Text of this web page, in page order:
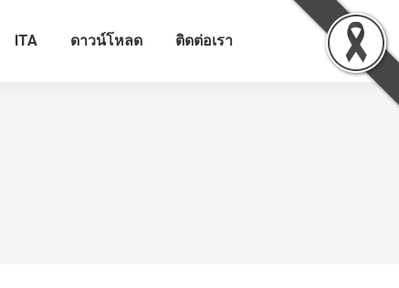
ITA ดาวน์โหลด ติดต่อเรา